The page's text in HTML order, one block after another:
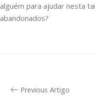
alguém para ajudar nesta
abandonados?
Previous Artigo